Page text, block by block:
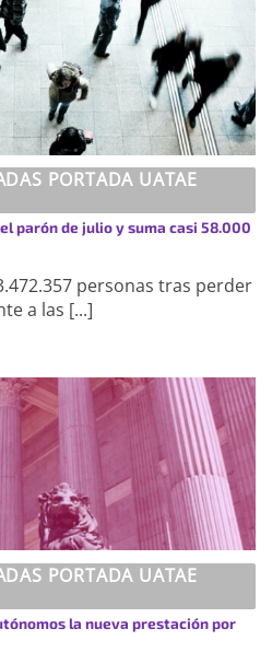
PORTADA UATAE
parón de julio y suma casi 58.000
personas tras perder
a las [...]
PORTADA UATAE
la nueva prestación por